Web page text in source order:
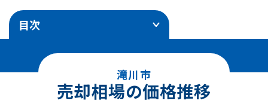
目次
売却相場の価格推移
エリア別地価ランキング
滝川市
売却相場の価格推移